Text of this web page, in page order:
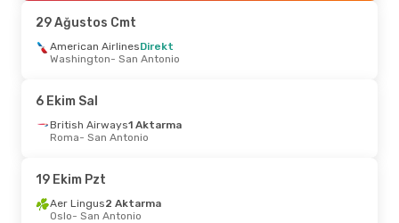
San Antonio- Las Vegas
24 Eylül Per- 29 Eylül Sal
VivaAerobus
San Antonio
Breeze Airways
Memphis- San Antonio
Breeze AirwaysDirekt
San Antonio- Memphis
29 Ağustos Cmt
American AirlinesDirekt
Washington- San Antonio
6 Ekim Sal
British Airways1 Aktarma
Roma- San Antonio
19 Ekim Pzt
Aer Lingus2 Aktarma
Oslo- San Antonio